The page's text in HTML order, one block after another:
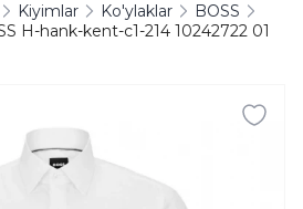
Kiyimlar Ko'ylaklar
BOSS
H-hank-kent-c1-214 10242722 01